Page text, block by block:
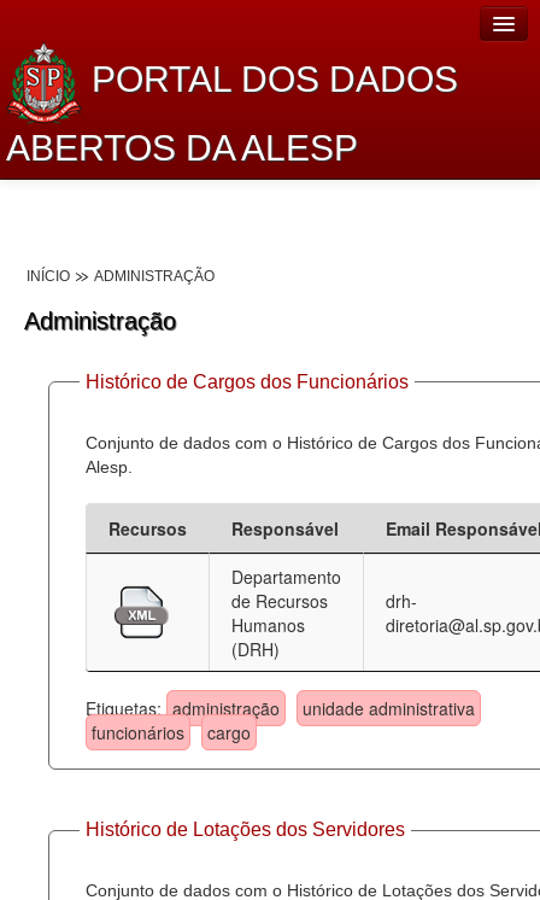
PORTAL DOS DADOS
ABERTOS DA ALESP
Dados Abertos Alesp
Lei de Acesso à Informação
Dados Governamentais Abertos
Planejamento
Catálogo de dados
Processo Legislativo
Administração
Legislação
Agenda
Perguntas frequentes
Contato
INÍCIO ADMINISTRAÇÃO
Administração
Histórico de Cargos dos Funcionários
Conjunto de dados com o Histórico de Cargos dos
Alesp.
Recursos Responsável
Email
Departamento
de Recursos
Humanos
(DRH)
drh-
Etiquetas: administração
unidade administrativa
funcionários
cargo
Histórico de Lotações dos Servidores
Conjunto de dados com o Histórico de Lotações dos